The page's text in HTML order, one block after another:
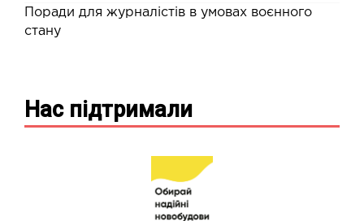
Поради для журналістів в умовах воєнного
стану
Нас підтримали